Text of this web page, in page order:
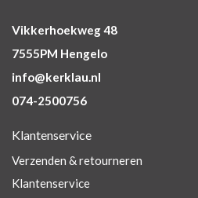
Vikkerhoekweg 48
7555PM Hengelo
info@kerklau.nl
074-2500756
Klantenservice
Verzenden & retourneren
Klantenservice